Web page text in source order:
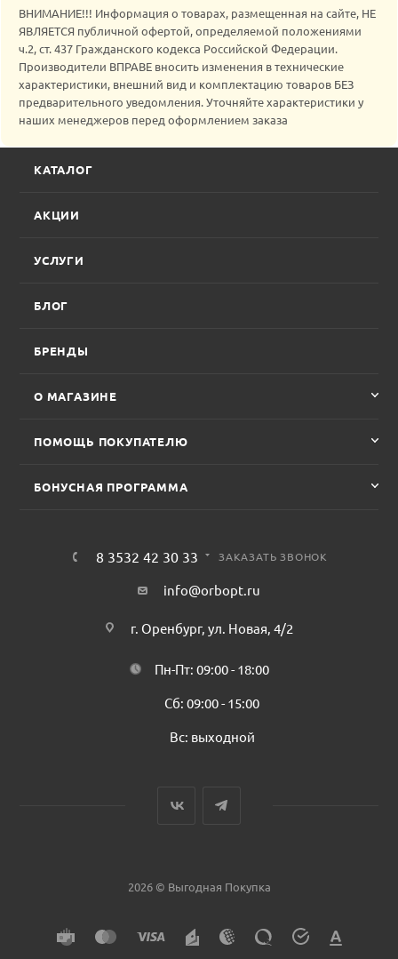
ВНИМАНИЕ!!! Информация о товарах, размещенная на сайте, НЕ
ЯВЛЯЕТСЯ публичной офертой, определяемой положениями
ч.2, ст. 437 Гражданского кодекса Российской Федерации.
Производители ВПРАВЕ вносить изменения в технические
характеристики, внешний вид и комплектацию товаров БЕЗ
предварительного уведомления. Уточняйте характеристики у
наших менеджеров перед оформлением заказа
КАТАЛОГ
АКЦИИ
УСЛУГИ
БЛОГ
БРЕНДЫ
О МАГАЗИНЕ
ПОМОЩЬ ПОКУПАТЕЛЮ
БОНУСНАЯ ПРОГРАММА
8 3532 42 30 33 ЗАКАЗАТЬ ЗВОНОК
info@orbopt.ru
г. Оренбург, ул. Новая, 4/2
Пн-Пт: 09:00 - 18:00
Сб: 09:00 - 15:00
Вс: выходной
2026 © Выгодная Покупка